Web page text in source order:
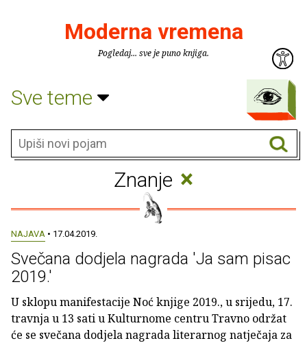
Moderna vremena
Pogledaj... sve je puno knjiga.
Sve teme
Znanje ×
NAJAVA • 17.04.2019.
Svečana dodjela nagrada 'Ja sam pisac
2019.'
U sklopu manifestacije Noć knjige 2019., u srijedu, 17.
travnja u 13 sati u Kulturnome centru Travno održat
će se svečana dodjela nagrada literarnog natječaja za